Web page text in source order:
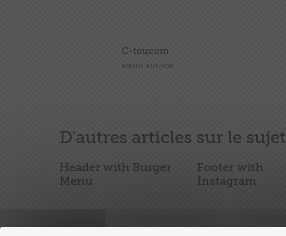
C-toucom
ABOUT AUTHOR
D'autres articles sur le sujet
Header with Burger
Menu
Footer with
Instagram